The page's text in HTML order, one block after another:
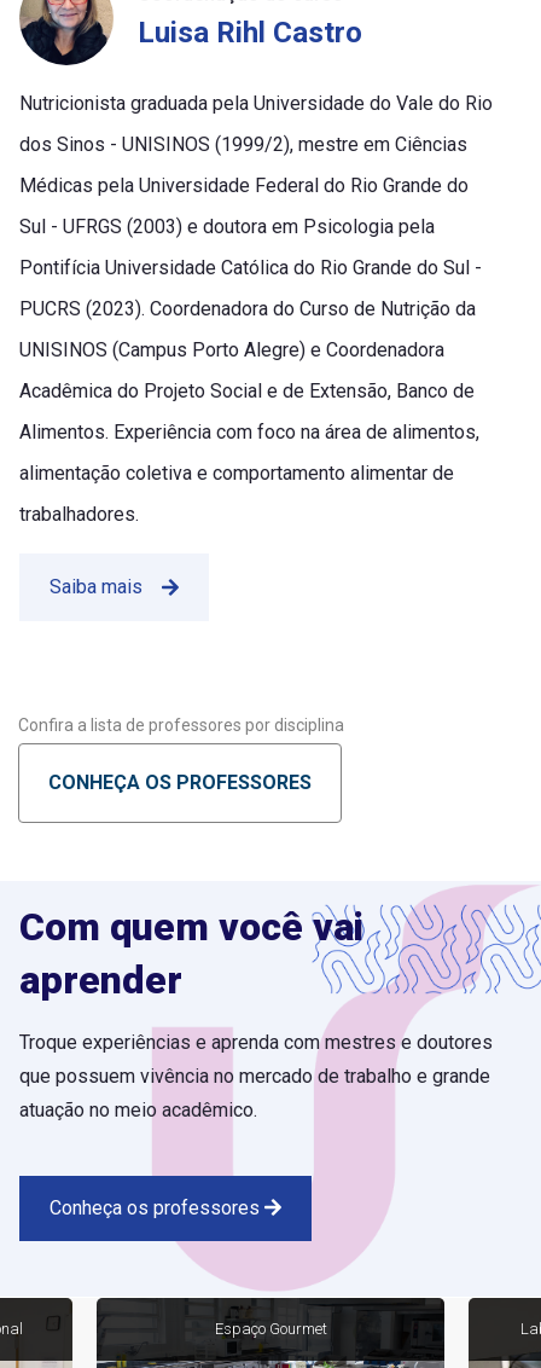
Luisa Rihl Castro
Nutricionista graduada pela Universidade do Vale do Rio
dos Sinos - UNISINOS (1999/2), mestre em Ciências
Médicas pela Universidade Federal do Rio Grande do
Sul - UFRGS (2003) e doutora em Psicologia pela
Pontifícia Universidade Católica do Rio Grande do Sul -
PUCRS (2023). Coordenadora do Curso de Nutrição da
UNISINOS (Campus Porto Alegre) e Coordenadora
Acadêmica do Projeto Social e de Extensão, Banco de
Alimentos. Experiência com foco na área de alimentos,
alimentação coletiva e comportamento alimentar de
trabalhadores.
Saiba mais
Confira a lista de professores por disciplina
CONHEÇA OS PROFESSORES
Com quem você vai
aprender
Troque experiências e aprenda com mestres e doutores
que possuem vivência no mercado de trabalho e grande
atuação no meio acadêmico.
Conheça os professores
Espaço Gourmet